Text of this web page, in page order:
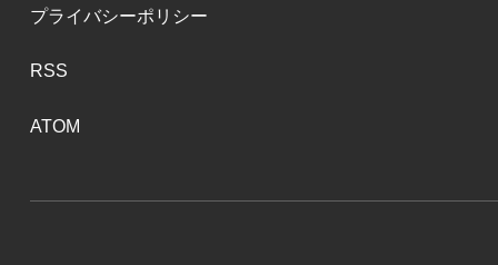
プライバシーポリシー
RSS
ATOM